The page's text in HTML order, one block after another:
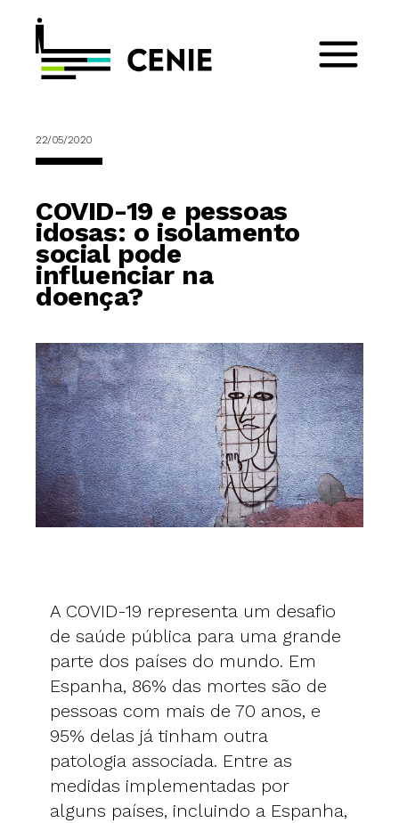
22/05/2020
COVID-19 e pessoas
idosas: o isolamento
social pode
influenciar na
doença?
A COVID-19 representa um desafio
de saúde pública para uma grande
parte dos países do mundo. Em
Espanha, 86% das mortes são de
pessoas com mais de 70 anos, e
95% delas já tinham outra
patologia associada. Entre as
medidas implementadas por
alguns países, incluindo a Espanha,